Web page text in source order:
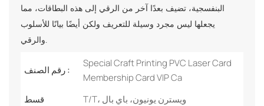
البنفسجية، تضيف بعدًا آخر من الرقي إلى هذه البطاقات، مما
يجعلها ليس مجرد وسيلة للتعريف ولكن أيضًا بيانًا للأسلوب
والرقي.
رقم الصنف :
Special Craft Printing PVC Laser Card
Membership Card VIP Ca
قسط
T/T، ويسترن يونيون، باي بال